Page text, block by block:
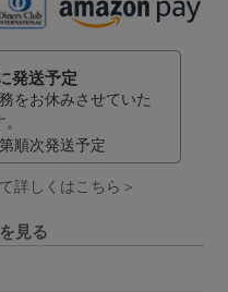
発送予定
をお休みさせていた
順次発送予定
詳しくはこちら＞
見る